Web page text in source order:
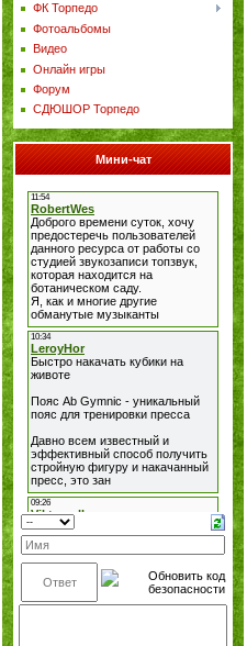
ФК Торпедо
Фотоальбомы
Видео
Онлайн игры
Форум
СДЮШОР Торпедо
Мини-чат